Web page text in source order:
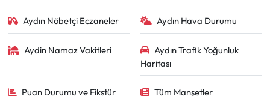
Aydın Nöbetçi Eczaneler Aydın Hava Durumu
Aydin Namaz Vakitleri
Aydın Trafik Yoğunluk
Haritası
Puan Durumu ve Fikstür Tüm Manşetler